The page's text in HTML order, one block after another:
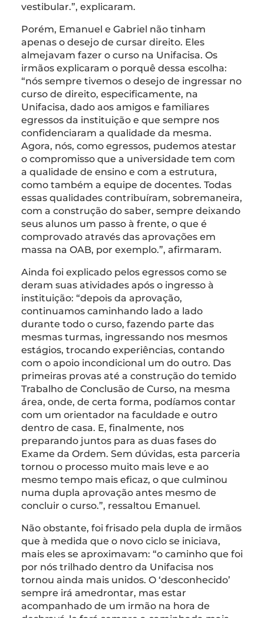
vestibular.”, explicaram.
Porém, Emanuel e Gabriel não tinham
apenas o desejo de cursar direito. Eles
almejavam fazer o curso na Unifacisa. Os
irmãos explicaram o porquê dessa escolha:
“nós sempre tivemos o desejo de ingressar no
curso de direito, especificamente, na
Unifacisa, dado aos amigos e familiares
egressos da instituição e que sempre nos
confidenciaram a qualidade da mesma.
Agora, nós, como egressos, pudemos atestar
o compromisso que a universidade tem com
a qualidade de ensino e com a estrutura,
como também a equipe de docentes. Todas
essas qualidades contribuíram, sobremaneira,
com a construção do saber, sempre deixando
seus alunos um passo à frente, o que é
comprovado através das aprovações em
massa na OAB, por exemplo.”, afirmaram.
Ainda foi explicado pelos egressos como se
deram suas atividades após o ingresso à
instituição: “depois da aprovação,
continuamos caminhando lado a lado
durante todo o curso, fazendo parte das
mesmas turmas, ingressando nos mesmos
estágios, trocando experiências, contando
com o apoio incondicional um do outro. Das
primeiras provas até a construção do temido
Trabalho de Conclusão de Curso, na mesma
área, onde, de certa forma, podíamos contar
com um orientador na faculdade e outro
dentro de casa. E, finalmente, nos
preparando juntos para as duas fases do
Exame da Ordem. Sem dúvidas, esta parceria
tornou o processo muito mais leve e ao
mesmo tempo mais eficaz, o que culminou
numa dupla aprovação antes mesmo de
concluir o curso.”, ressaltou Emanuel.
Não obstante, foi frisado pela dupla de irmãos
que à medida que o novo ciclo se iniciava,
mais eles se aproximavam: “o caminho que foi
por nós trilhado dentro da Unifacisa nos
tornou ainda mais unidos. O ‘desconhecido’
sempre irá amedrontar, mas estar
acompanhado de um irmão na hora de